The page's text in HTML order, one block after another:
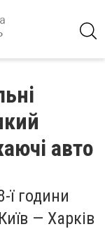
авто
ї години
— Харків